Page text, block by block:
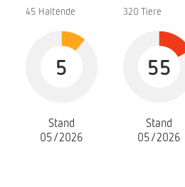
45 Haltende
5
Stand
05/2026
320 Tiere
55
Stand
05/2026